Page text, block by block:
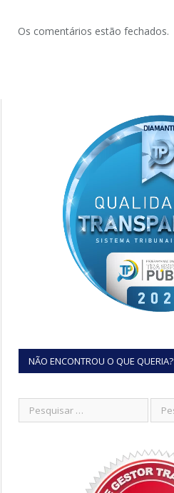
Os comentários estão fechados.
NÃO ENCONTROU O QUE QUERIA?